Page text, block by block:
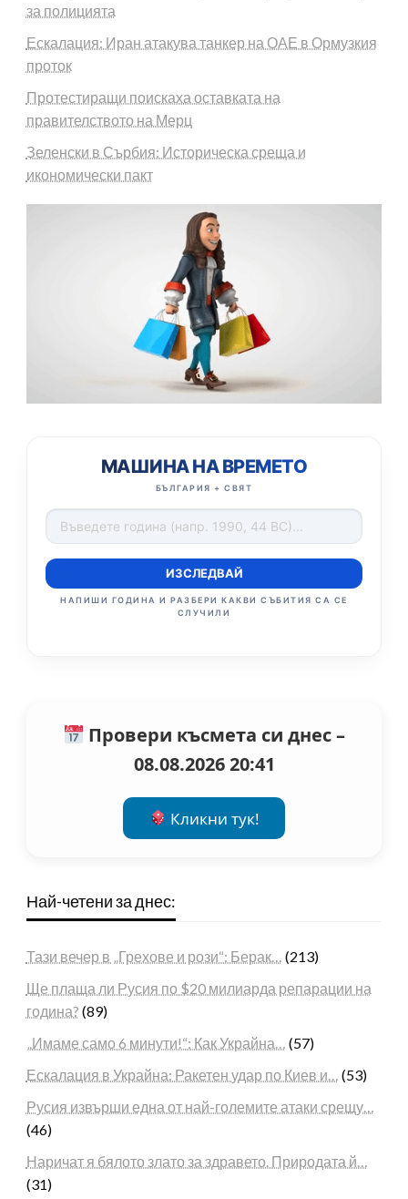
за полицията
Ескалация: Иран атакува танкер на ОАЕ в Ормузкия
проток
Протестиращи поискаха оставката на
правителството на Мерц
Зеленски в Сърбия: Историческа среща и
икономически пакт
МАШИНА НА ВРЕМЕТО
БЪЛГАРИЯ + СВЯТ
ИЗСЛЕДВАЙ
НАПИШИ ГОДИНА И РАЗБЕРИ КАКВИ СЪБИТИЯ СА СЕ
СЛУЧИЛИ
Провери късмета си днес –
08.08.2026 20:41
Кликни тук!
Най-четени за днес:
Тази вечер в „Грехове и рози“: Берак…
(213)
Ще плаща ли Русия по $20 милиарда репарации на
година? (89)
„Имаме само 6 минути!“: Как Украйна…
(57)
Ескалация в Украйна: Ракетен удар по Киев и…
(53)
Русия извърши една от най-големите атаки срещу…
(46)
Наричат я бялото злато за здравето. Природата й…
(31)